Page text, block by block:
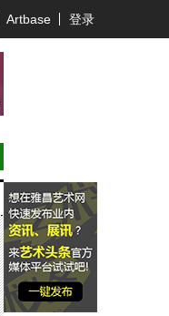
Artbase 登录